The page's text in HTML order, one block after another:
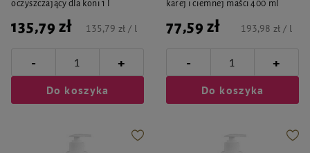
oczyszczający dla koni 1 l
135,79 zł 135,79 zł / l
- +
Do koszyka
karej i ciemnej maści 400 ml
77,59 zł 193,98 zł / l
- +
Do koszyka